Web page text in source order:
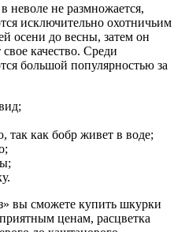
неволе не размножается,
исключительно охотничьим
осени до весны, затем он
качество. Среди
большой популярностью за
как бобр живет в воде;
вы сможете купить шкурки
ценам, расцветка